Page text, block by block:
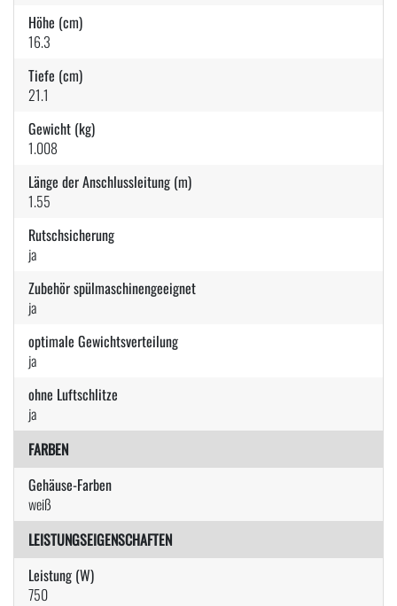
Höhe (cm)
16.3
Tiefe (cm)
21.1
Gewicht (kg)
1.008
Länge der Anschlussleitung (m)
1.55
Rutschsicherung
ja
Zubehör spülmaschinengeeignet
ja
optimale Gewichtsverteilung
ja
ohne Luftschlitze
ja
FARBEN
Gehäuse-Farben
weiß
LEISTUNGSEIGENSCHAFTEN
Leistung (W)
750